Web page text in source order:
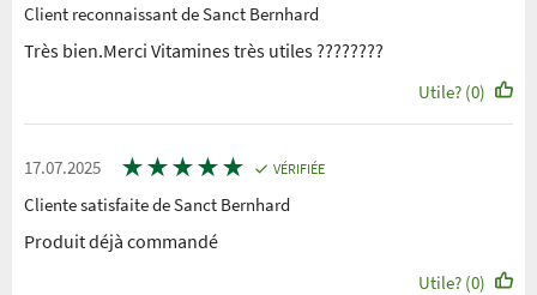
Client reconnaissant de Sanct Bernhard
Très bien.Merci Vitamines très utiles ????????
Utile? (0)
17.07.2025 ★★★★★ VÉRIFIÉE
Cliente satisfaite de Sanct Bernhard
Produit déjà commandé
Utile? (0)